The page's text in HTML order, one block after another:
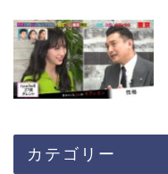
カテゴリー